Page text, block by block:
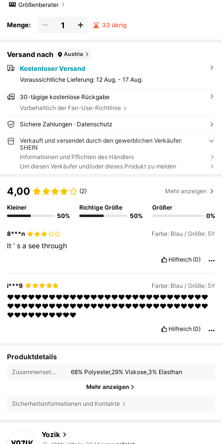
Größenberater
Menge: 33 übrig
Versand nach Austria
Kostenloser Versand
Voraussichtliche Lieferung: 12 Aug. - 17 Aug.
30-tägige kostenlose Rückgabe
Vorbehaltlich der Fair-Use-Richtlinie
Sichere Zahlungen · Datenschutz
Verkauft und versendet durch den gewerblichen Verkäufer:
SHEIN
Informationen und Pflichten des Händlers
Um diesen Verkäufer und/oder dieses Produkt zu melden
4,00 (2) Mehr anzeigen
Kleiner
50%
Richtige Größe
50%
Größer
0%
8***n Farbe: Blau / Größe: 5Y
It’saseethrough
Hilfreich (0)
i***9 Farbe: Blau / Größe: 5Y
❤️❤️❤️❤️❤️❤️❤️❤️❤️❤️❤️❤️❤️❤️❤️❤️❤️❤️❤️❤️❤️❤️❤️❤️❤️❤️❤️❤️❤️
❤️❤️❤️❤️❤️❤️❤️❤️❤️❤️❤️❤️❤️❤️❤️❤️❤️❤️❤️❤️❤️❤️❤️❤️❤️❤️❤️❤️❤️
❤️❤️❤️❤️❤️❤️❤️❤️❤️❤️
Hilfreich (0)
Produktdetails
Zusammensetzung: 68% Polyester,29% Viskose,3% Elasthan
Mehr anzeigen
Sicherheitsinformationen und Kontakte
Yozik
ist Vor 30 Minuten
gefolgt